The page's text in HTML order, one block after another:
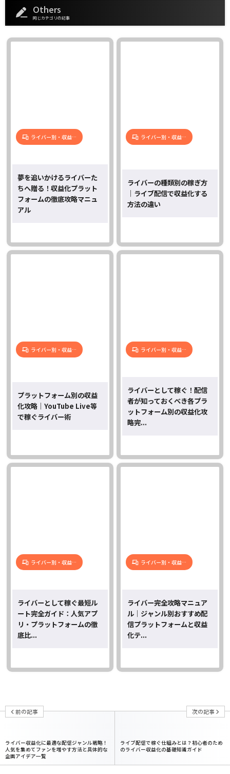
Others
同じカテゴリの記事
ライバー別・収益…
夢を追いかけるライバーた
ちへ贈る！収益化プラット
フォームの徹底攻略マニュ
アル
ライバー別・収益…
ライバーの種類別の稼ぎ方
｜ライブ配信で収益化する
方法の違い
ライバー別・収益…
プラットフォーム別の収益
化攻略｜YouTube Live等
で稼ぐライバー術
ライバー別・収益…
ライバーとして稼ぐ！配信
者が知っておくべき各プラ
ットフォーム別の収益化攻
略完...
ライバー別・収益…
ライバーとして稼ぐ最短ル
ート完全ガイド：人気アプ
リ・プラットフォームの徹
底比...
ライバー別・収益…
ライバー完全攻略マニュア
ル｜ジャンル別おすすめ配
信プラットフォームと収益
化テ...
前の記事
ライバー収益化に最適な配信ジャンル戦略！
人気を集めてファンを増やす方法と具体的な
企画アイデア一覧
次の記事
ライブ配信で稼ぐ仕組みとは？初心者のため
のライバー収益化の基礎知識ガイド